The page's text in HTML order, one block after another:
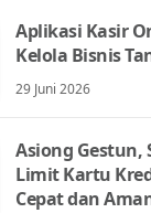
Aplikasi Kasir
Kelola Bisnis
29 Juni 2026
Asiong Gestun,
Limit Kartu
Cepat dan